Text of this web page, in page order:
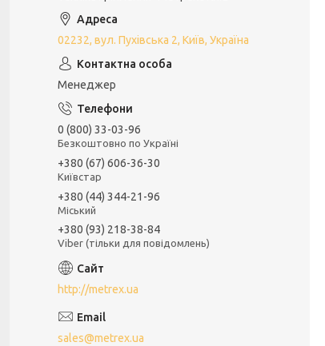
02232, вул. Пухівська 2, Київ, Україна
Менеджер
0 (800) 33-03-96
Безкоштовно по Україні
+380 (67) 606-36-30
Київстар
+380 (44) 344-21-96
Міський
+380 (93) 218-38-84
Viber (тільки для повідомлень)
http://metrex.ua
sales@metrex.ua